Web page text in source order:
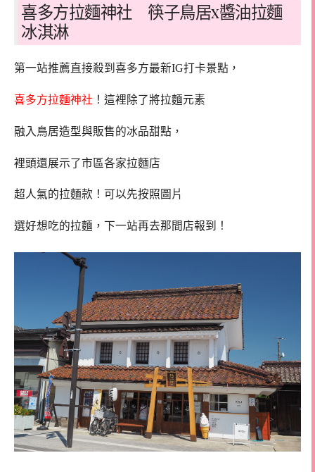
喜多方拉麵神社 筷子鳥居x醬油拉麵
冰淇淋
第一站推薦直接殺到喜多方最新IG打卡景點，
喜多方拉麵神社 ！這裡除了將拉麵元素
融入鳥居造型與販售的冰品甜點，
裡頭還展示了市區各家拉麵店
超人氣的拉麵款！可以先按照圖片
選好想吃的拉麵，下一站再去那間店報到！